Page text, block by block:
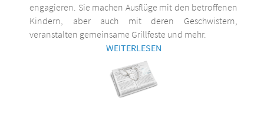
engagieren. Sie machen Ausflüge mit den betroffenen
Kindern, aber auch mit deren Geschwistern,
veranstalten gemeinsame Grillfeste und mehr.
WEITERLESEN